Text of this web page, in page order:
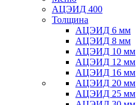
АЦЭИД 400
Толщина
АЦЭИД 6 мм
АЦЭИД 8 мм
АЦЭИД 10 мм
АЦЭИД 12 мм
АЦЭИД 16 мм
АЦЭИД 20 мм
АЦЭИД 25 мм